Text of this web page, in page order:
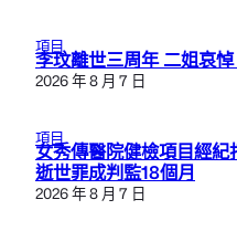
項目
李玟離世三周年 二姐哀
2026 年 8 月 7 日
項目
女秀傳醫院健檢項目經
逝世罪成判監18個月
2026 年 8 月 7 日